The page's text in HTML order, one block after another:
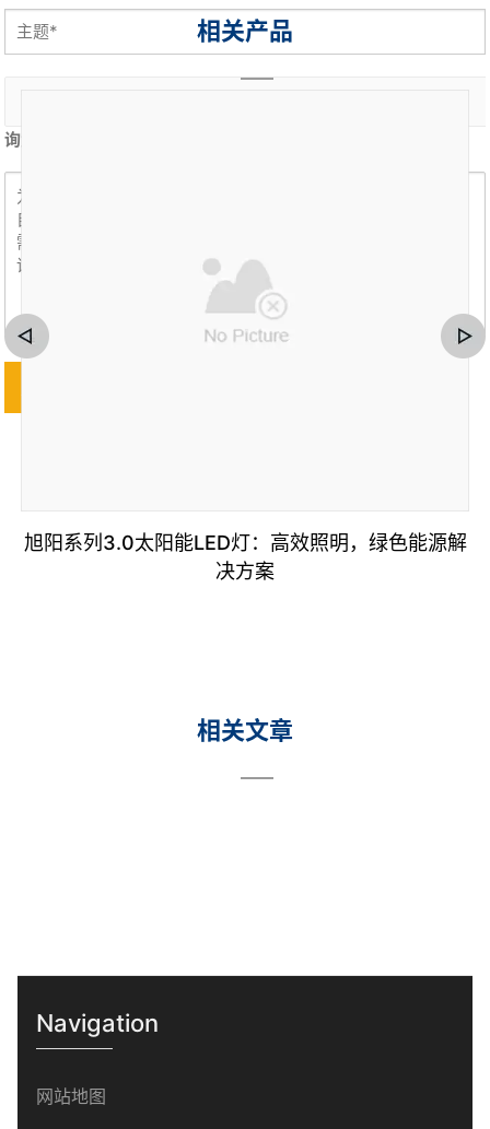
询盘内容 *
相关产品
旭阳系列3.0太阳能LED灯：高效照明，绿色能源解
决方案
相关文章
Navigation
网站地图